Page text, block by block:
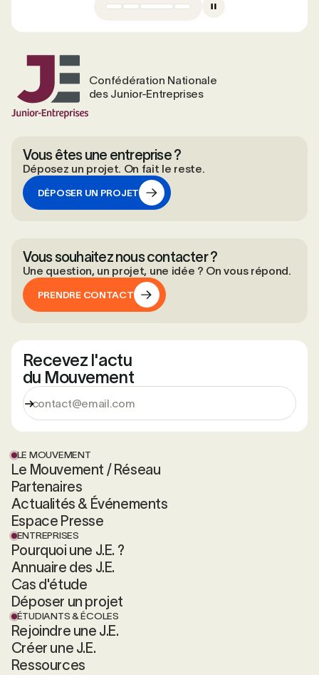
Confédération Nationale
des Junior-Entreprises
Vous êtes une entreprise ?
Déposez un projet. On fait le reste.
DÉPOSER UN PROJET
Vous souhaitez nous contacter ?
Une question, un projet, une idée ? On vous répond.
PRENDRE CONTACT
Recevez l'actu
du Mouvement
LE MOUVEMENT
Le Mouvement / Réseau
Partenaires
Actualités & Événements
Espace Presse
ENTREPRISES
Pourquoi une J.E. ?
Annuaire des J.E.
Cas d'étude
Déposer un projet
ÉTUDIANTS & ÉCOLES
Rejoindre une J.E.
Créer une J.E.
Ressources